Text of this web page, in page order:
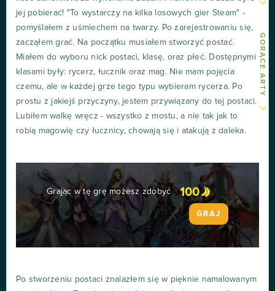
GORĄCE ARTY
jej pobierać! "To wystarczy na kilka losowych gier Steam" -
pomyślałem z uśmiechem na twarzy. Po zarejestrowaniu się,
zacząłem grać. Na początku musiałem stworzyć postać.
Miałem do wyboru nick postaci, klasę, oraz płeć. Dostępnymi
klasami były: rycerz, łucznik oraz mag. Nie mam pojęcia
czemu, ale w każdej grze tego typu wybieram rycerza. Po
prostu z jakiejś przyczyny, jestem przywiązany do tej postaci.
Lubiłem walkę wręcz - wszystko z mostu, a nie tak jak to
robią magowię czy łucznicy, chowają się i atakują z daleka.
Grając w tę grę możesz zdobyć 100
GRAJ
Po stworzeniu postaci znalazłem się w pięknie namalowanym